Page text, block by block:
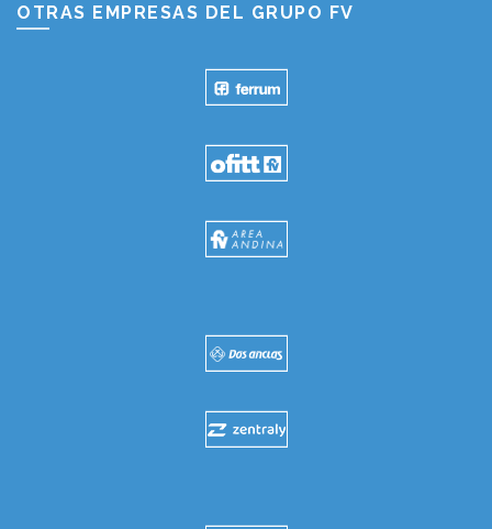
OTRAS EMPRESAS DEL GRUPO FV